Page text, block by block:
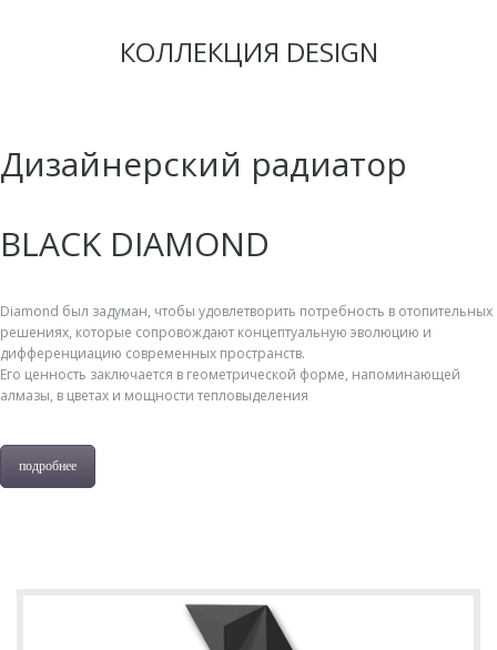
КОЛЛЕКЦИЯ DESIGN
Дизайнерский радиатор
BLACK DIAMOND
Diamond был задуман, чтобы удовлетворить потребность в отопительных
решениях, которые сопровождают концептуальную эволюцию и
дифференциацию современных пространств.
Его ценность заключается в геометрической форме, напоминающей
алмазы, в цветах и мощности тепловыделения
подробнее